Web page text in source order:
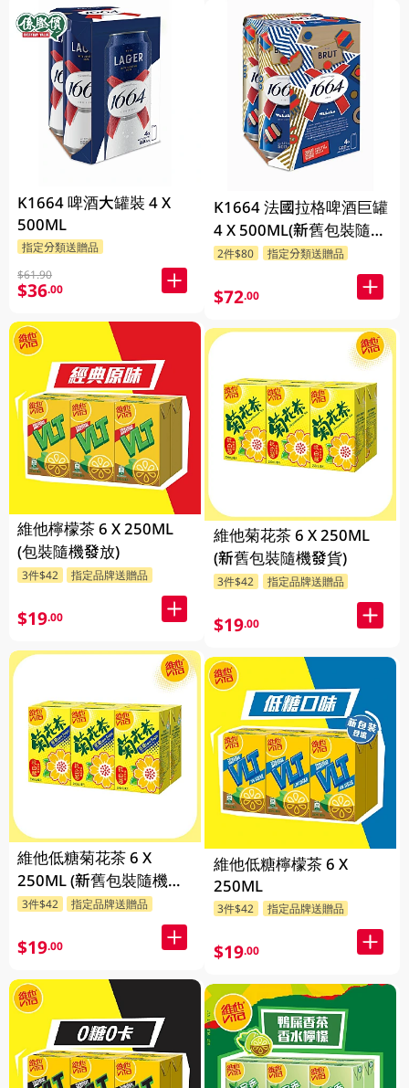
K1664 啤酒大罐裝 4 X
500ML
指定分類送贈品
$61.90
$36.00
維他檸檬茶 6 X 250ML
(包裝隨機發放)
3件$42 指定品牌送贈品
$19.00
維他低糖菊花茶 6 X
250ML (新舊包裝隨機發
貨)
3件$42 指定品牌送贈品
$19.00
K1664 法國拉格啤酒巨罐
4 X 500ML(新舊包裝隨機
發貨)
2件$80 指定分類送贈品
$72.00
維他菊花茶 6 X 250ML
(新舊包裝隨機發貨)
3件$42 指定品牌送贈品
$19.00
維他低糖檸檬茶 6 X
250ML
3件$42 指定品牌送贈品
$19.00